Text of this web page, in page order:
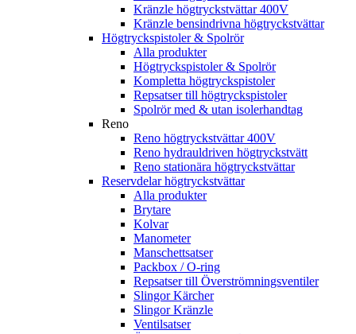
Kränzle högtryckstvättar 400V
Kränzle bensindrivna högtryckstvättar
Högtryckspistoler & Spolrör
Alla produkter
Högtryckspistoler & Spolrör
Kompletta högtryckspistoler
Repsatser till högtryckspistoler
Spolrör med & utan isolerhandtag
Reno
Reno högtryckstvättar 400V
Reno hydrauldriven högtryckstvätt
Reno stationära högtryckstvättar
Reservdelar högtryckstvättar
Alla produkter
Brytare
Kolvar
Manometer
Manschettsatser
Packbox / O-ring
Repsatser till Överströmningsventiler
Slingor Kärcher
Slingor Kränzle
Ventilsatser